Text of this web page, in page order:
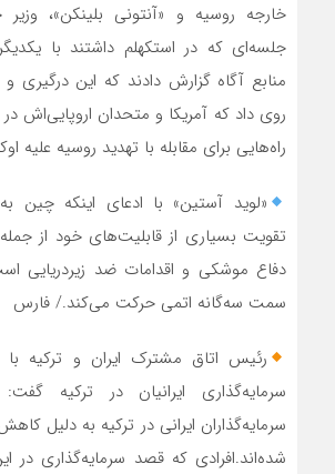
خارجه روسیه و «آنتونی بلینکن»، وزیر
جلسه‌ای که در استکهلم داشتند با
منابع آگاه گزارش دادند که این درگیری
روی داد که آمریکا و متحدان اروپایی‌اش
راه‌هایی برای مقابله با تهدید روسیه علیه
«لوید آستین» با ادعای اینکه
تقویت بسیاری از قابلیت‌های خود از
دفاع موشکی و اقدامات ضد زیردریایی
سمت سه‌گانه اتمی حرکت می‌کند./ فارس
رئیس اتاق مشترک ایران و ترکیه با
سرمایه‌گذاری ایرانیان در ترکیه
سرمایه‌گذاران ایرانی در ترکیه به دلیل
شده‌اند.افرادی که قصد سرمایه‌گذاری در